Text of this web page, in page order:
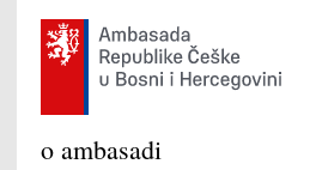
o ambasadi